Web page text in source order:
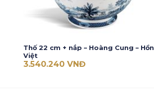
Thố 22 cm + nắp – Hoàng Cung – Hồn
Việt
3.540.240 VNĐ